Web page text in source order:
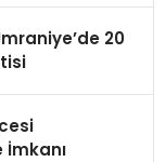
20